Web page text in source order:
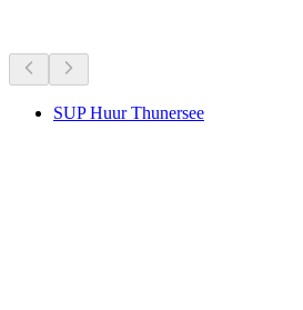
SUP Huur Thunersee